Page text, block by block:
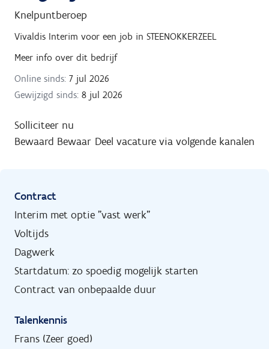
Knelpuntberoep
Vivaldis Interim voor een job in STEENOKKERZEEL
Meer info over dit bedrijf
Online sinds: 7 jul 2026
Gewijzigd sinds: 8 jul 2026
Solliciteer nu
Bewaard Bewaar Deel vacature via volgende kanalen
Contract
Interim met optie "vast werk"
Voltijds
Dagwerk
Startdatum: zo spoedig mogelijk starten
Contract van onbepaalde duur
Talenkennis
Frans (Zeer goed)